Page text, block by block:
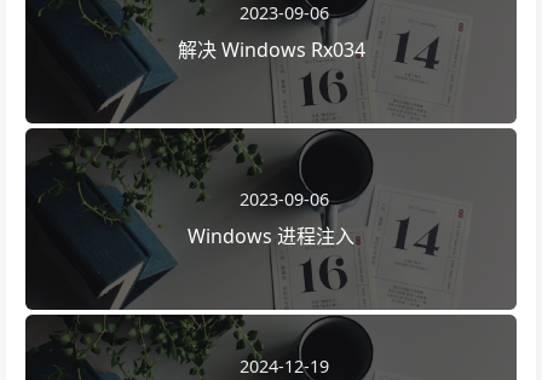
2023-09-06
解决 Windows Rx034
2023-09-06
Windows 进程注入
2024-12-19